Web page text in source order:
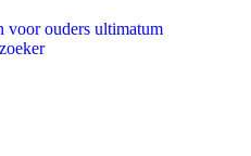
voor ouders ultimatum